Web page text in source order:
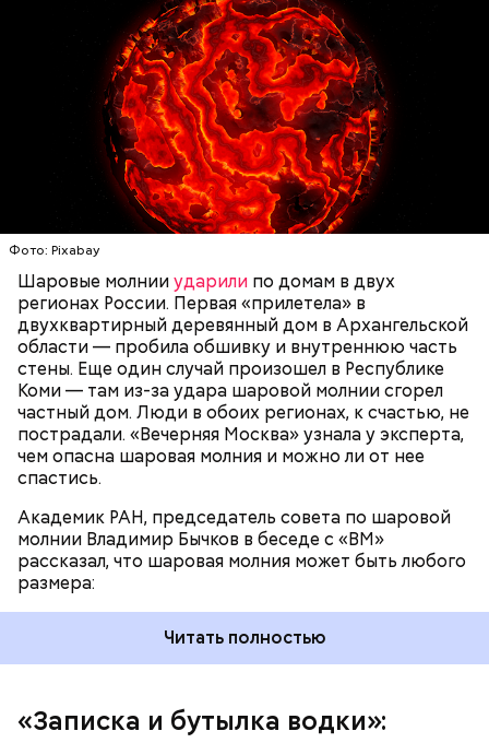
Фото: Pixabay
Шаровые молнииударили по домам в двух
регионах России. Первая «прилетела» в
двухквартирный деревянный дом в Архангельской
области — пробила обшивку и внутреннюю часть
стены. Еще один случай произошел в Республике
Коми — там из-за удара шаровой молнии сгорел
частный дом. Люди в обоих регионах, к счастью, не
пострадали. «Вечерняя Москва» узнала у эксперта,
чем опасна шаровая молния и можно ли от нее
спастись.
Академик РАН, председатель совета по шаровой
молнии Владимир Бычков в беседе с «ВМ»
рассказал, что шаровая молния может быть любого
размера:
— Маленькие — от одного сантиметра, средние —
около 20 сантиметров, а самые большие могут
доходить до нескольких метров. Шаровая молния
проходит и через стекла, даже часто не оставляя
следов. Она как капля стекает, растекается. Может
и в окно влезть, причем в двухметровое.
Сжимается, как воздушный шар, и проходит.
Читать полностью
УЧЕНЫЕ МОЛНИИ ПОГОДА
«Записка и бутылка водки»:
— Об аварии я узнал 26 апреля, когда нас подняли
транспорт. Привезли в полк. Построились. Сказали,
что произошло. Создали мобильный отряд. Через
По его словам, солдаты не знали о масштабах
трагедии. Подобных аварий раньше не случалось.
Поэтому он не испытывал страха.
говорит ликвидатор.